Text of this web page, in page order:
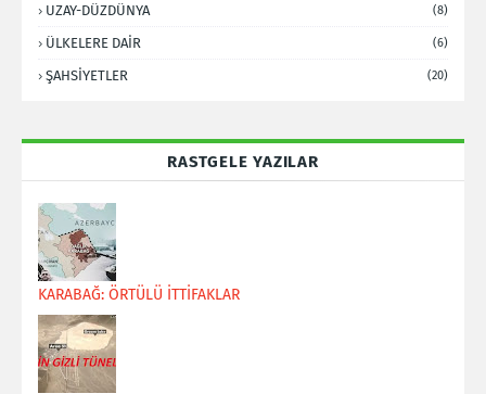
UZAY-DÜZDÜNYA (8)
ÜLKELERE DAİR (6)
ŞAHSİYETLER (20)
RASTGELE YAZILAR
KARABAĞ: ÖRTÜLÜ İTTİFAKLAR